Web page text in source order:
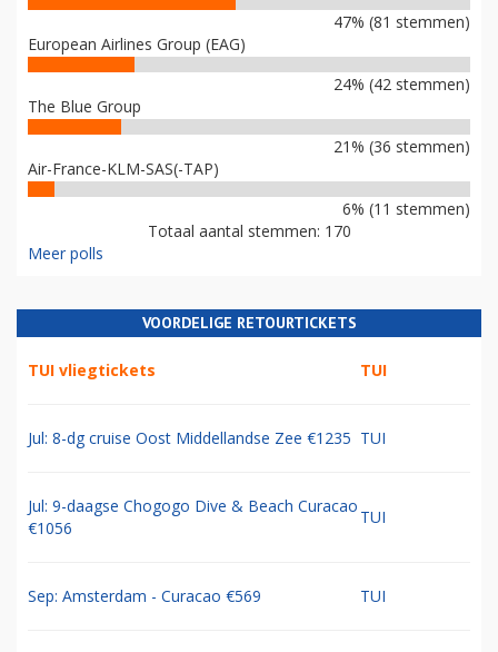
47% (81 stemmen)
European Airlines Group (EAG)
24% (42 stemmen)
The Blue Group
21% (36 stemmen)
Air-France-KLM-SAS(-TAP)
6% (11 stemmen)
Totaal aantal stemmen: 170
Meer polls
VOORDELIGE RETOURTICKETS
TUI vliegtickets TUI
Jul: 8-dg cruise Oost Middellandse Zee €1235 TUI
Jul: 9-daagse Chogogo Dive & Beach Curacao
€1056
TUI
Sep: Amsterdam - Curacao €569 TUI